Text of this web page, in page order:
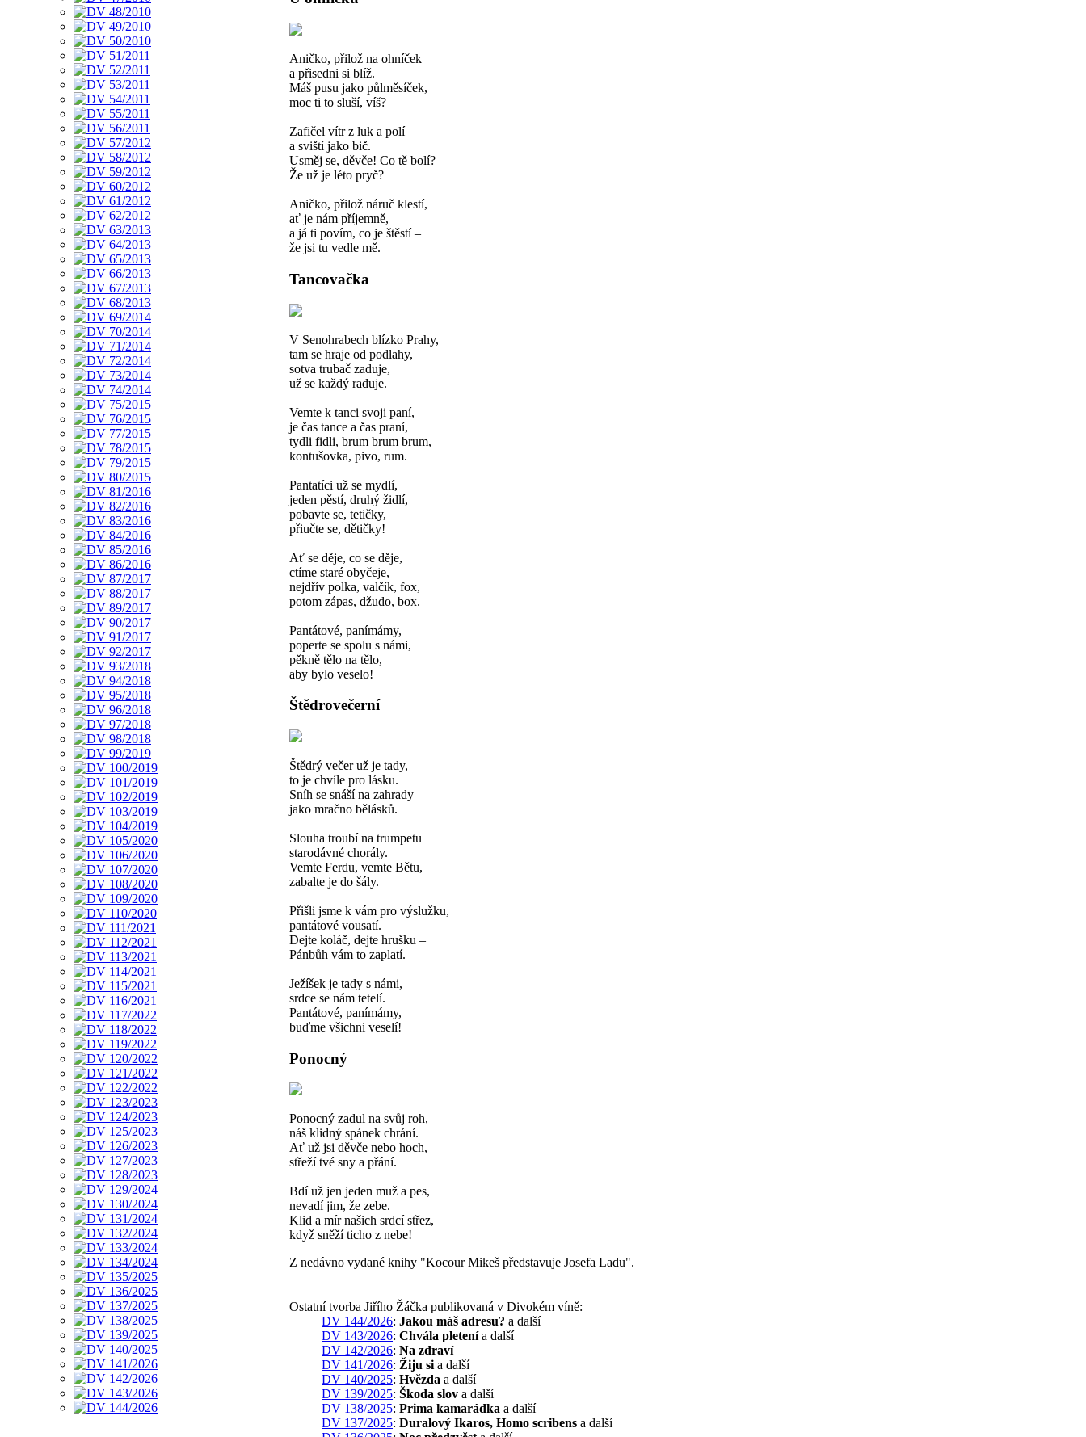
Aničko, přilož na ohníček
a přisedni si blíž.
Máš pusu jako půlměsíček,
moc ti to sluší, víš?
Zafičel vítr z luk a polí
a sviští jako bič.
Usměj se, děvče! Co tě bolí?
Že už je léto pryč?
Aničko, přilož náruč klestí,
ať je nám příjemně,
a já ti povím, co je štěstí –
že jsi tu vedle mě.
Tancovačka
V Senohrabech blízko Prahy,
tam se hraje od podlahy,
sotva trubač zaduje,
už se každý raduje.
Vemte k tanci svoji paní,
je čas tance a čas praní,
tydli fidli, brum brum brum,
kontušovka, pivo, rum.
Pantatíci už se mydlí,
jeden pěstí, druhý židlí,
pobavte se, tetičky,
přiučte se, dětičky!
Ať se děje, co se děje,
ctíme staré obyčeje,
nejdřív polka, valčík, fox,
potom zápas, džudo, box.
Pantátové, panímámy,
poperte se spolu s námi,
pěkně tělo na tělo,
aby bylo veselo!
Štědrovečerní
Štědrý večer už je tady,
to je chvíle pro lásku.
Sníh se snáší na zahrady
jako mračno bělásků.
Slouha troubí na trumpetu
starodávné chorály.
Vemte Ferdu, vemte Bětu,
zabalte je do šály.
Přišli jsme k vám pro výslužku,
pantátové vousatí.
Dejte koláč, dejte hrušku –
Pánbůh vám to zaplatí.
Ježíšek je tady s námi,
srdce se nám tetelí.
Pantátové, panímámy,
buďme všichni veselí!
Ponocný
Ponocný zadul na svůj roh,
náš klidný spánek chrání.
Ať už jsi děvče nebo hoch,
střeží tvé sny a přání.
Bdí už jen jeden muž a pes,
nevadí jim, že zebe.
Klid a mír našich srdcí střez,
když sněží ticho z nebe!
Z nedávno vydané knihy "Kocour Mikeš představuje Josefa Ladu".
Ostatní tvorba Jiřího Žáčka publikovaná v Divokém víně:
DV 144/2026: Jakou máš adresu? a další
DV 143/2026: Chvála pletenía další
DV 142/2026: Na zdraví
DV 141/2026: Žiju si a další
DV 140/2025: Hvězda a další
DV 139/2025: Škoda slov a další
DV 138/2025: Prima kamarádka a další
DV 137/2025: Duralový Ikaros, Homo scribens a další